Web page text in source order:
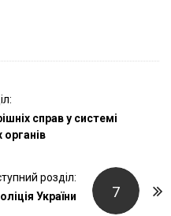
справ у системі
7
розділ:
України